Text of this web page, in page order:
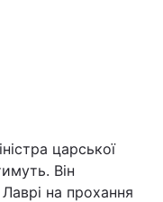
царської
Він
на прохання